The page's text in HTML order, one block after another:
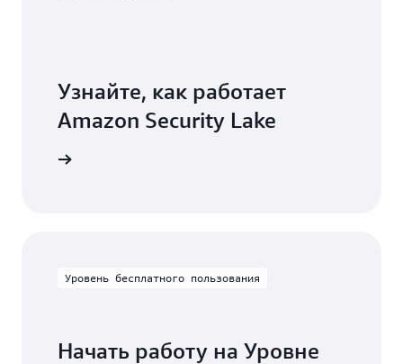
Узнайте, как работает
Amazon Security Lake
Уровень бесплатного пользования
Начать работу на Уровне